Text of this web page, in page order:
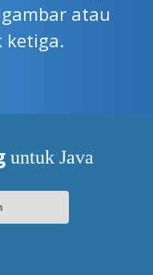
atau
ketiga.
untuk Java